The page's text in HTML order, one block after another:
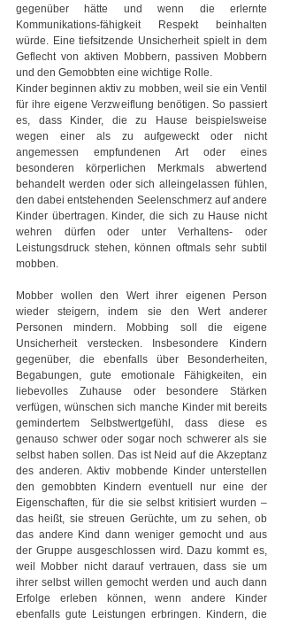
gegenüber hätte und wenn die erlernte
Kommunikations-fähigkeit Respekt beinhalten
würde. Eine tiefsitzende Unsicherheit spielt in dem
Geflecht von aktiven Mobbern, passiven Mobbern
und den Gemobbten eine wichtige Rolle.
Kinder beginnen aktiv zu mobben, weil sie ein Ventil
für ihre eigene Verzweiflung benötigen. So passiert
es, dass Kinder, die zu Hause beispielsweise
wegen einer als zu aufgeweckt oder nicht
angemessen empfundenen Art oder eines
besonderen körperlichen Merkmals abwertend
behandelt werden oder sich alleingelassen fühlen,
den dabei entstehenden Seelenschmerz auf andere
Kinder übertragen. Kinder, die sich zu Hause nicht
wehren dürfen oder unter Verhaltens- oder
Leistungsdruck stehen, können oftmals sehr subtil
mobben.
Mobber wollen den Wert ihrer eigenen Person
wieder steigern, indem sie den Wert anderer
Personen mindern. Mobbing soll die eigene
Unsicherheit verstecken. Insbesondere Kindern
gegenüber, die ebenfalls über Besonderheiten,
Begabungen, gute emotionale Fähigkeiten, ein
liebevolles Zuhause oder besondere Stärken
verfügen, wünschen sich manche Kinder mit bereits
gemindertem Selbstwertgefühl, dass diese es
genauso schwer oder sogar noch schwerer als sie
selbst haben sollen. Das ist Neid auf die Akzeptanz
des anderen. Aktiv mobbende Kinder unterstellen
den gemobbten Kindern eventuell nur eine der
Eigenschaften, für die sie selbst kritisiert wurden –
das heißt, sie streuen Gerüchte, um zu sehen, ob
das andere Kind dann weniger gemocht und aus
der Gruppe ausgeschlossen wird. Dazu kommt es,
weil Mobber nicht darauf vertrauen, dass sie um
ihrer selbst willen gemocht werden und auch dann
Erfolge erleben können, wenn andere Kinder
ebenfalls gute Leistungen erbringen. Kindern, die